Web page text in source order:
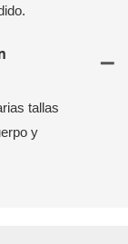
tallas
y